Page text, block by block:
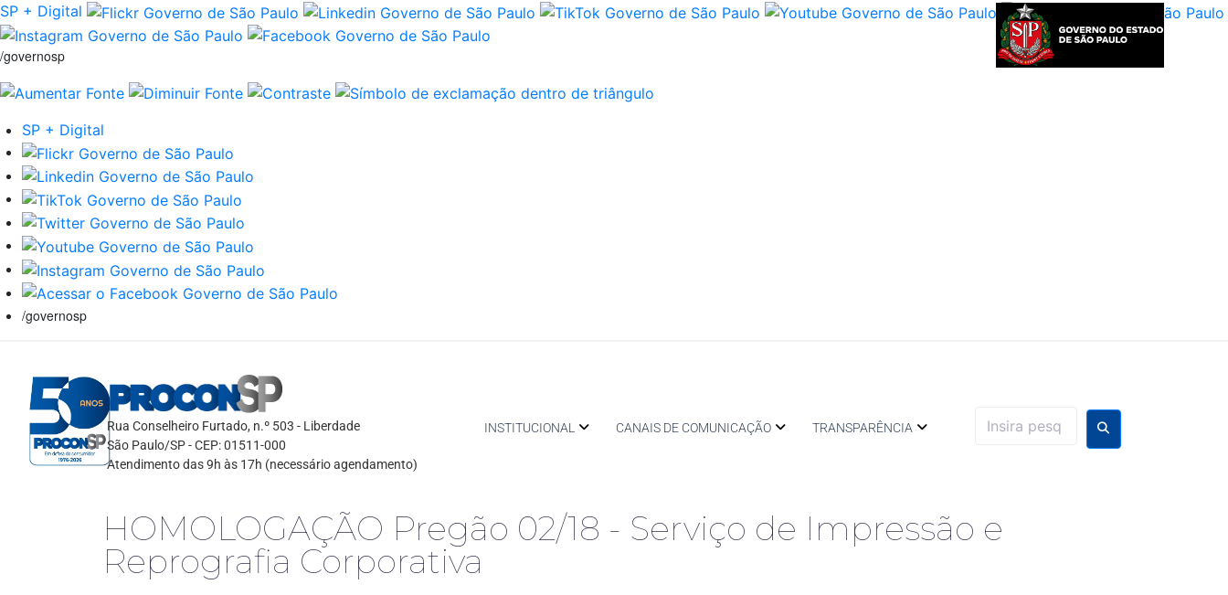
SP + Digital
/governosp
SP + Digital
/governosp
Rua Conselheiro Furtado, n.º 503 - Liberdade
São Paulo/SP - CEP: 01511-000
Atendimento das 9h às 17h (necessário agendamento)
INSTITUCIONAL CANAIS DE COMUNICAÇÃO TRANSPARÊNCIA
HOMOLOGAÇÃO Pregão 02/18 - Serviço de Impressão e
Reprografia Corporativa